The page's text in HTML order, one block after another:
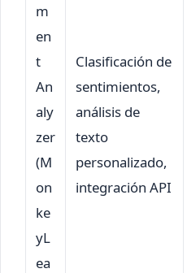
m
en
t
An
aly
zer
(M
on
ke
yL
ea
Clasificación de
sentimientos,
análisis de
texto
personalizado,
integración API